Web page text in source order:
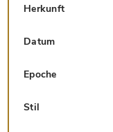
Herkunft
Datum
Epoche
Stil